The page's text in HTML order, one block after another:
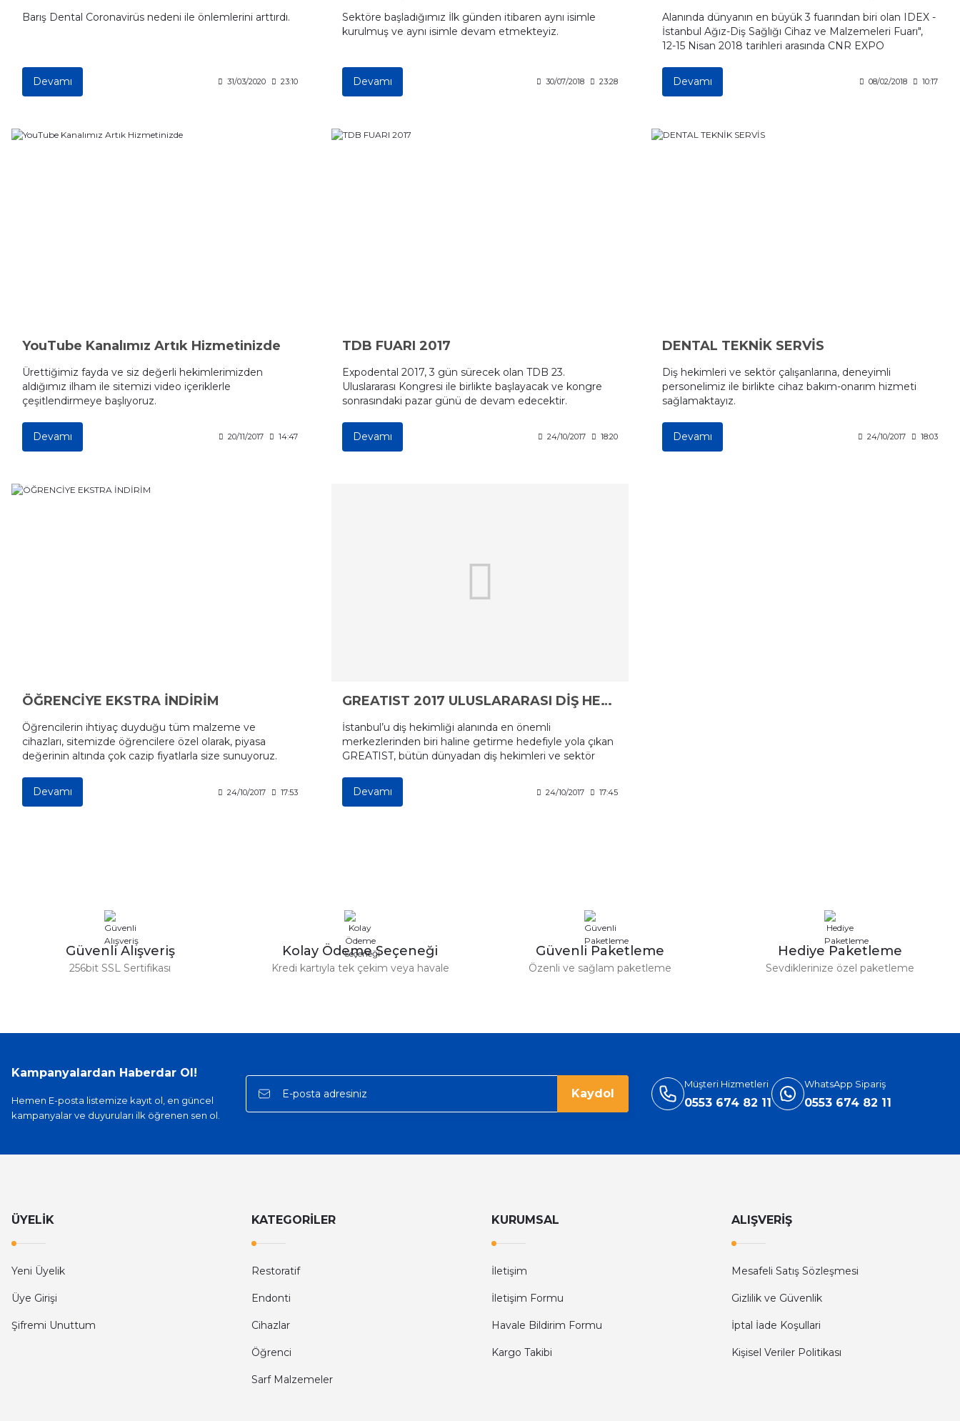
Barış Dental Coronavirüs nedeni ile önlemlerini arttırdı.
Devamı 31/03/2020 23:10
Sektöre başladığımız İlk günden itibaren aynı isimle
kurulmuş ve aynı isimle devam etmekteyiz.
Devamı 30/07/2018 23:28
Alanında dünyanın en büyük 3 fuarından biri olan IDEX -
İstanbul Ağız-Diş Sağlığı Cihaz ve Malzemeleri Fuarı",
12-15 Nisan 2018 tarihleri arasında CNR EXPO
Devamı
08/02/2018 10:17
YouTube Kanalımız Artık Hizmetinizde
Ürettiğimiz fayda ve siz değerli hekimlerimizden
aldığımız ilham ile sitemizi video içeriklerle
çeşitlendirmeye başlıyoruz.
Devamı 20/11/2017 14:47
TDB FUARI 2017
Expodental 2017, 3 gün sürecek olan TDB 23.
Uluslararası Kongresi ile birlikte başlayacak ve kongre
sonrasındaki pazar günü de devam edecektir.
Devamı 24/10/2017 18:20
DENTAL TEKNİK SERVİS
Diş hekimleri ve sektör çalışanlarına, deneyimli
personelimiz ile birlikte cihaz bakım-onarım hizmeti
sağlamaktayız.
Devamı 24/10/2017 18:03
ÖĞRENCİYE EKSTRA İNDİRİM
Öğrencilerin ihtiyaç duyduğu tüm malzeme ve
cihazları, sitemizde öğrencilere özel olarak, piyasa
değerinin altında çok cazip fiyatlarla size sunuyoruz.
Devamı 24/10/2017 17:53
GREATIST 2017 ULUSLARARASI DİŞ HEKİMLİĞİ KONGRESİ
İstanbul’u diş hekimliği alanında en önemli
merkezlerinden biri haline getirme hedefiyle yola çıkan
GREATIST, bütün dünyadan diş hekimleri ve sektör
Devamı
24/10/2017 17:45
Güvenli Alışveriş
256bit SSL Sertifikası
Kolay Ödeme Seçeneği
Kredi kartıyla tek çekim veya havale
Güvenli Paketleme
Özenli ve sağlam paketleme
Hediye Paketleme
Sevdiklerinize özel paketleme
Kampanyalardan Haberdar Ol!
Hemen E-posta listemize kayıt ol, en güncel
kampanyalar ve duyuruları ilk öğrenen sen ol.
Kaydol
Müşteri Hizmetleri
0553 674 82 11
WhatsApp Sipariş
0553 674 82 11
ÜYELİK
Yeni Üyelik
Üye Girişi
Şifremi Unuttum
KATEGORİLER
Restoratif
Endonti
Cihazlar
Öğrenci
Sarf Malzemeler
KURUMSAL
İletişim
İletişim Formu
Havale Bildirim Formu
Kargo Takibi
ALIŞVERİŞ
Mesafeli Satış Sözleşmesi
Gizlilik ve Güvenlik
İptal İade Koşullari
Kişisel Veriler Politikası